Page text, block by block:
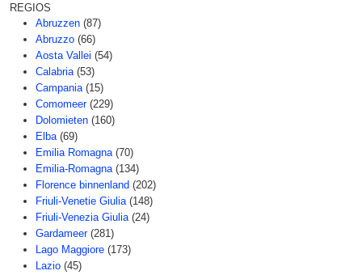
REGIOS
Abruzzen (87)
Abruzzo (66)
Aosta Vallei (54)
Calabria (53)
Campania (15)
Comomeer (229)
Dolomieten (160)
Elba (69)
Emilia Romagna (70)
Emilia-Romagna (134)
Florence binnenland (202)
Friuli-Venetie Giulia (148)
Friuli-Venezia Giulia (24)
Gardameer (281)
Lago Maggiore (173)
Lazio (45)